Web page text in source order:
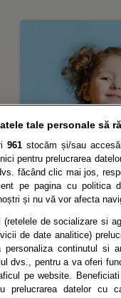
se poate face în limita a 250
tale personale să
961 stocăm și/sau
pentru prelucrarea
făcând clic mai jos,
pe pagina cu politica
și nu vă vor afecta
(retelele de socializare si
de date analitice)
personaliza continutul si
dvs., pentru a va oferi
pe website.
prelucrarea datelor cu